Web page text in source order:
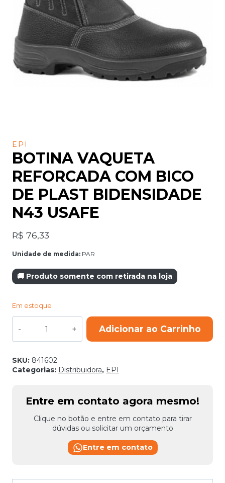
EPI
BOTINA VAQUETA
REFORCADA COM BICO
DE PLAST BIDENSIDADE
N43 USAFE
R$ 76,33
Unidade de medida: PAR
🚚 Produto somente com retirada na loja
Em estoque
VAQUETA
REFORCADA
BICO
DE
USAFE
quantidade
Adicionar ao Carrinho
SKU: 841602
Categorias: Distribuidora, EPI
Entre em contato agora mesmo!
Clique no botão e entre em contato para tirar
dúvidas ou solicitar um orçamento
Entre em contato